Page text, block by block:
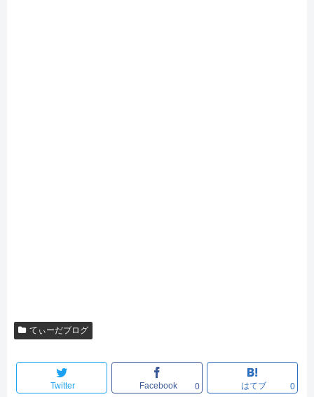
てぃーだブログ
Twitter Facebook 0 はてブ 0